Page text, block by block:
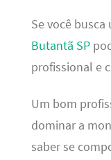
Se você
Butantã SP
profissional e
Um bom
dominar a
saber se